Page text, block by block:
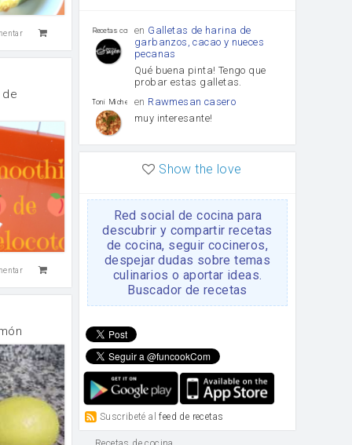
Recetas con sazon
en Galletas de harina de
garbanzos, cacao y nueces
pecanas
Qué buena pinta! Tengo que
probar estas galletas.
Toni Michel Caubet
en Rawmesan casero
muy interesante!
HOJALDROSA TV
enLasaña casera fácil y
rápida
https://youtu.be/J5e1ddxNWjk
HOJALDROSA TV
enGachas de la abuela
Rosa
https://youtu.be/Mz69gcVO3sI
enReceta Del Bizcocho
el bizcocho de xoco y en el
apartado de los ingredientes
te has olvidado de poner la
cantidad q se debería de
poner. Gracias. Rosa
Rosa en6 Magdalenas caseras
con pepitas de choco
Para una merienda por
Show the love
Red social de cocina para
descubrir y compartir recetas
de cocina, seguir cocineros,
despejar dudas sobre temas
culinarios o aportar ideas.
Buscador de recetas
Suscribeté alfeed de recetas